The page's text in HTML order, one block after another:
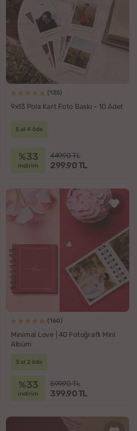
(135)
9x13 Pola Kart Foto Baskı - 10 Adet
5 al 4 öde
%33
indirim
449.90 TL
299.90 TL
(160)
Minimal Love | 40 Fotoğraflı Mini
Albüm
3 al 2 öde
%33
indirim
599.90 TL
399.90 TL